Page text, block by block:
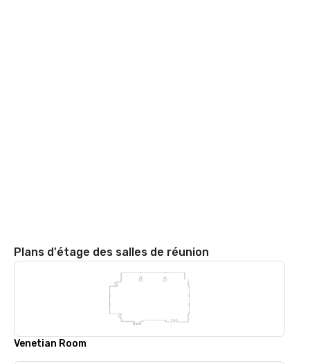
Plans d'étage des salles de réunion
Venetian Room